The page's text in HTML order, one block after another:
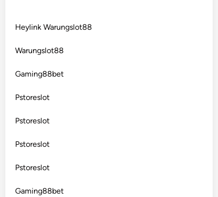
Heylink Warungslot88
Warungslot88
Gaming88bet
Pstoreslot
Pstoreslot
Pstoreslot
Pstoreslot
Gaming88bet